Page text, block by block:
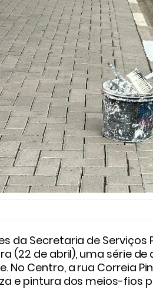
da Secretaria de Serviços
(22 de abril), uma série
No Centro, a rua Correia
e pintura dos meios-fios